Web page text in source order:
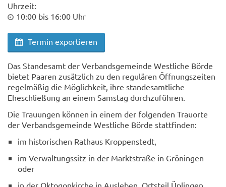
Uhrzeit:
10:00 bis 16:00 Uhr
Termin exportieren
Das Standesamt der Verbandsgemeinde Westliche Börde
bietet Paaren zusätzlich zu den regulären Öffnungszeiten
regelmäßig die Möglichkeit, ihre standesamtliche
Eheschließung an einem Samstag durchzuführen.
Die Trauungen können in einem der folgenden Trauorte
der Verbandsgemeinde Westliche Börde stattfinden:
im historischen Rathaus Kroppenstedt,
im Verwaltungssitz in der Marktstraße in Gröningen
oder
in der Oktogonkirche in Ausleben, Ortsteil Üplingen.